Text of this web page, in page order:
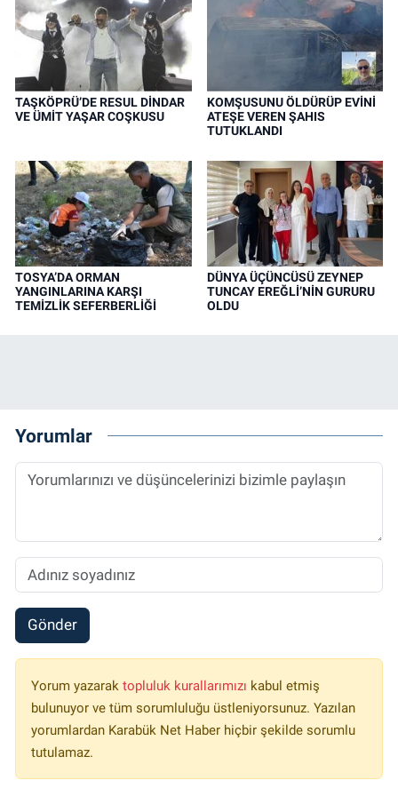
TAŞKÖPRÜ’DE RESUL DİNDAR
VE ÜMİT YAŞAR COŞKUSU
KOMŞUSUNU ÖLDÜRÜP EVİNİ
ATEŞE VEREN ŞAHIS
TUTUKLANDI
TOSYA’DA ORMAN
YANGINLARINA KARŞI
TEMİZLİK SEFERBERLİĞİ
DÜNYA ÜÇÜNCÜSÜ ZEYNEP
TUNCAY EREĞLİ’NİN GURURU
OLDU
Yorumlar
Gönder
Yorum yazarak topluluk kurallarımızı kabul etmiş
bulunuyor ve tüm sorumluluğu üstleniyorsunuz. Yazılan
yorumlardan Karabük Net Haber hiçbir şekilde sorumlu
tutulamaz.